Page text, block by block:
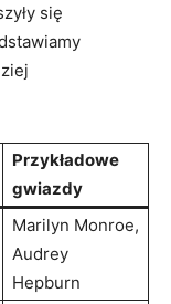
się
Przykładowe
gwiazdy
Marilyn Monroe,
Audrey
Hepburn